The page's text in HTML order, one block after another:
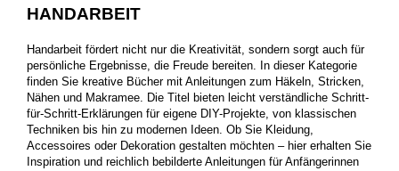
HANDARBEIT
Handarbeit fördert nicht nur die Kreativität, sondern sorgt auch für
persönliche Ergebnisse, die Freude bereiten. In dieser Kategorie
finden Sie kreative Bücher mit Anleitungen zum Häkeln, Stricken,
Nähen und Makramee. Die Titel bieten leicht verständliche Schritt-
für-Schritt-Erklärungen für eigene DIY-Projekte, von klassischen
Techniken bis hin zu modernen Ideen. Ob Sie Kleidung,
Accessoires oder Dekoration gestalten möchten – hier erhalten Sie
Inspiration und reichlich bebilderte Anleitungen für Anfängerinnen